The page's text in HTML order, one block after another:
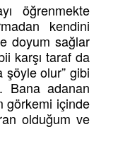
öğrenmekte
kendini
doyum sağlar
karşı taraf da
şöyle olur” gibi
Bana adanan
görkemi içinde
olduğum ve